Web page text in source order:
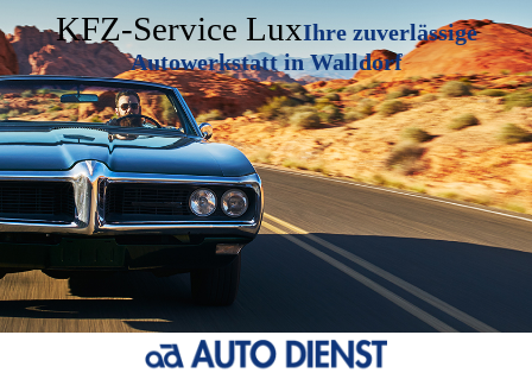
KFZ-Service LuxIhre zuverlässige
Autowerkstatt in Walldorf